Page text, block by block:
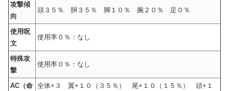
攻撃傾
向
頭３５％ 胴３５％ 脚１０％ 腕２０％ 足０％
使用呪
文
使用率０％：なし
特殊攻
撃
使用率０％：なし
AC（命 全体+３ 翼+１０（３５％） 尾+１０（１５％） 頭+１